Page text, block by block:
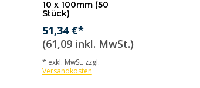
10 x 100mm (50
Stück)
51,34 €*
(61,09 inkl. MwSt.)
* exkl. MwSt. zzgl.
Versandkosten